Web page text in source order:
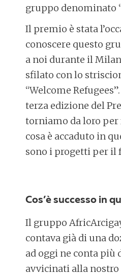
gruppo denominato
Il premio è stata
conoscere questo
a noi durante il
sfilato con lo
“Welcome
terza edizione del
torniamo da loro per
cosa è accaduto in
sono i progetti per il
Cos’è successo in
Il gruppo
contava già di una
ad oggi ne conta più
avvicinati alla